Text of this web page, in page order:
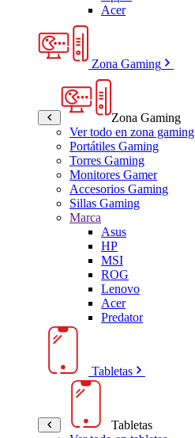
Acer
Zona Gaming
Zona Gaming
Ver todo en zona gaming
Portátiles Gaming
Torres Gaming
Monitores Gamer
Accesorios Gaming
Sillas Gaming
Marca
Asus
HP
MSI
ROG
Lenovo
Acer
Predator
Tabletas
Tabletas